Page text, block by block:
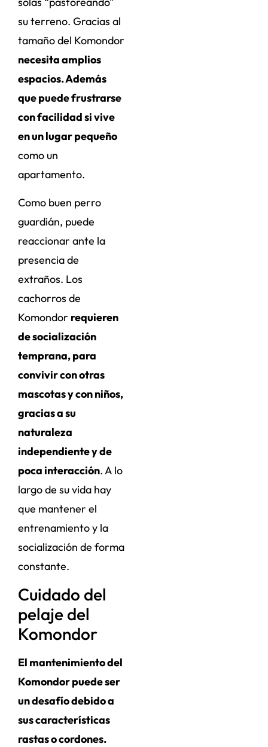
su terreno. Gracias al
tamaño del Komondor
necesita amplios
espacios. Además
que puede frustrarse
con facilidad si vive
en un lugar pequeño
como un
apartamento.
Como buen perro
guardián, puede
reaccionar ante la
presencia de
extraños. Los
cachorros de
Komondor requieren
de socialización
temprana, para
convivir con otras
mascotas y con niños,
gracias a su
naturaleza
independiente y de
poca interacción. A lo
largo de su vida hay
que mantener el
entrenamiento y la
socialización de forma
constante.
Cuidado del
pelaje del
Komondor
El mantenimiento del
Komondor puede ser
un desafío debido a
sus características
rastas o cordones.